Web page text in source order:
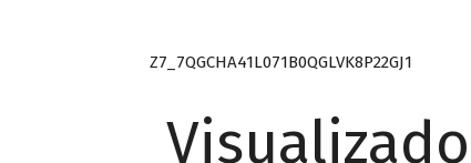
Z7_7QGCHA41L071B0QGLVK8P22GJ1